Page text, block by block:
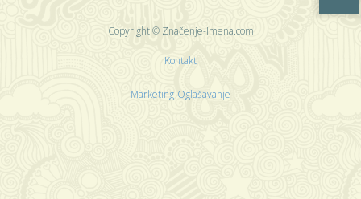
Copyright © Značenje-Imena.com
Kontakt
Marketing-Oglašavanje